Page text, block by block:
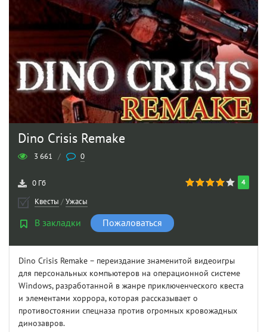
Dino Crisis Remake
3 661 / 0
4
0 Гб
Квесты /Ужасы
В закладки Пожаловаться
Dino Crisis Remake – переиздание знаменитой видеоигры
для персональных компьютеров на операционной системе
Windows, разработанной в жанре приключенческого квеста
и элементами хоррора, которая рассказывает о
противостоянии спецназа против огромных кровожадных
динозавров.